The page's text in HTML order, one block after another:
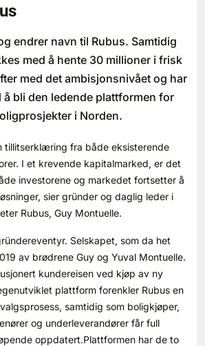
endrer navn til Rubus. Samtidig
med å hente 30 millioner i frisk
med det ambisjonsnivået og har
å bli den ledende plattformen for
i Norden.
tillitserklæring fra både eksisterende
I et krevende kapitalmarked, er det
investorene og markedet fortsetter å
sier gründer og daglig leder i
Rubus, Guy Montuelle.
Selskapet, som da het
av brødrene Guy og Yuval Montuelle.
kundereisen ved kjøp av ny
plattform forenkler Rubus en
samtidig som boligkjøper,
og underleverandører får full
oppdatert.Plattformen har de to